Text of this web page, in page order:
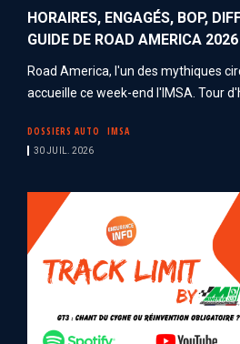
HORAIRES, ENGAGÉS, BOP,
GUIDE DE ROAD AMERICA 2026
Road America, l'un des mythiques
accueille ce week-end l'IMSA. Tour
DOSSIERS AUTO IMSA
30 JUIL. 2026